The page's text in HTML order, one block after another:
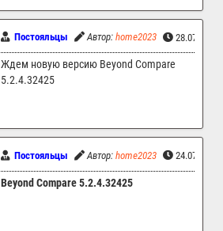
Постояльцы Автор: home2023
Ждем новую версию Beyond Compare
5.2.4.32425
Постояльцы Автор: home2023
Beyond Compare 5.2.4.32425